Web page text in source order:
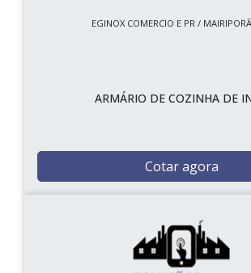
EGINOX COMERCIO E PR /
ARMÁRIO DE COZINHA DE
Cotar agora